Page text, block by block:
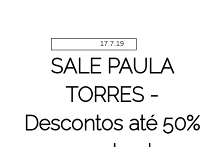
17.7.19
SALE PAULA
TORRES -
Descontos até 50%